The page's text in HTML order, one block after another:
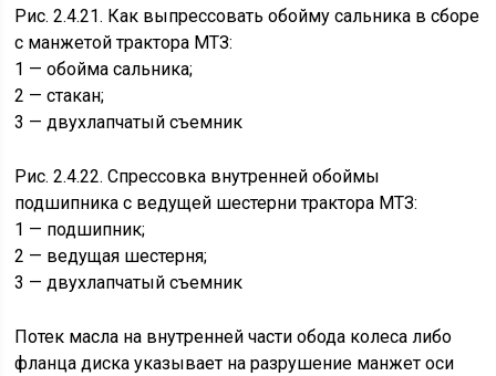
Рис. 2.4.21. Как выпрессовать обойму сальника в сборе
с манжетой трактора МТЗ:
1 — обойма сальника;
2 — стакан;
3 — двухлапчатый съемник
Рис. 2.4.22. Спрессовка внутренней обоймы
подшипника с ведущей шестерни трактора МТЗ:
1 — подшипник;
2 — ведущая шестерня;
3 — двухлапчатый съемник
Потек масла на внутренней части обода колеса либо
фланца диска указывает на разрушение манжет оси